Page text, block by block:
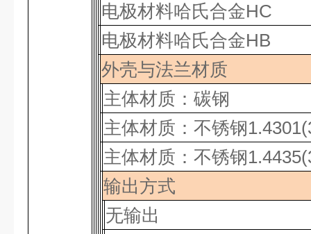
电极材料哈氏合金HC
电极材料哈氏合金HB
外壳与法兰材质
主体材质：碳钢
主体材质：不锈钢
主体材质：不锈钢
输出方式
无输出